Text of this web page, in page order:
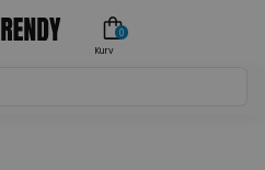
0
Kurv